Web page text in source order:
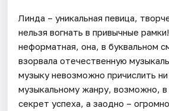
Линда – уникальная певица,
нельзя вогнать в привычные
неформатная, она, в буквальном
взорвала отечественную
музыку невозможно причислить
музыкальному жанру, возможно,
секрет успеха, а заодно –